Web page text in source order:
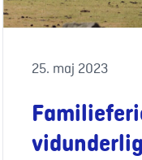
25. maj 2023